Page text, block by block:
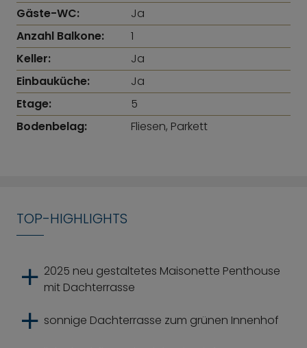
Gäste-WC:
Ja
Anzahl Balkone:
1
Keller:
Ja
Einbauküche:
Ja
Etage:
5
Bodenbelag:
Fliesen, Parkett
TOP-HIGHLIGHTS
2025 neu gestaltetes Maisonette Penthouse
mit Dachterrasse
sonnige Dachterrasse zum grünen Innenhof